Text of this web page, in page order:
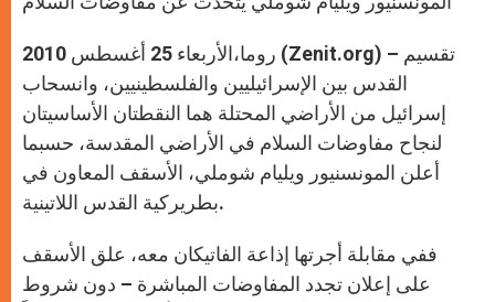
p e k
روما،الأربعاء 25 أغسطس 2010 (Zenit.org) – تقسيم
القدس بين الإسرائيليين والفلسطينيين، وانسحاب
إسرائيل من الأراضي المحتلة هما النقطتان الأساسيتان
لنجاح مفاوضات السلام في الأراضي المقدسة، حسبما
أعلن المونسنيور ويليام شوملي، الأسقف المعاون في
بطريركية القدس اللاتينية.
ففي مقابلة أجرتها إذاعة الفاتيكان معه، علق الأسقف
على إعلان تجدد المفاوضات المباشرة – دون شروط